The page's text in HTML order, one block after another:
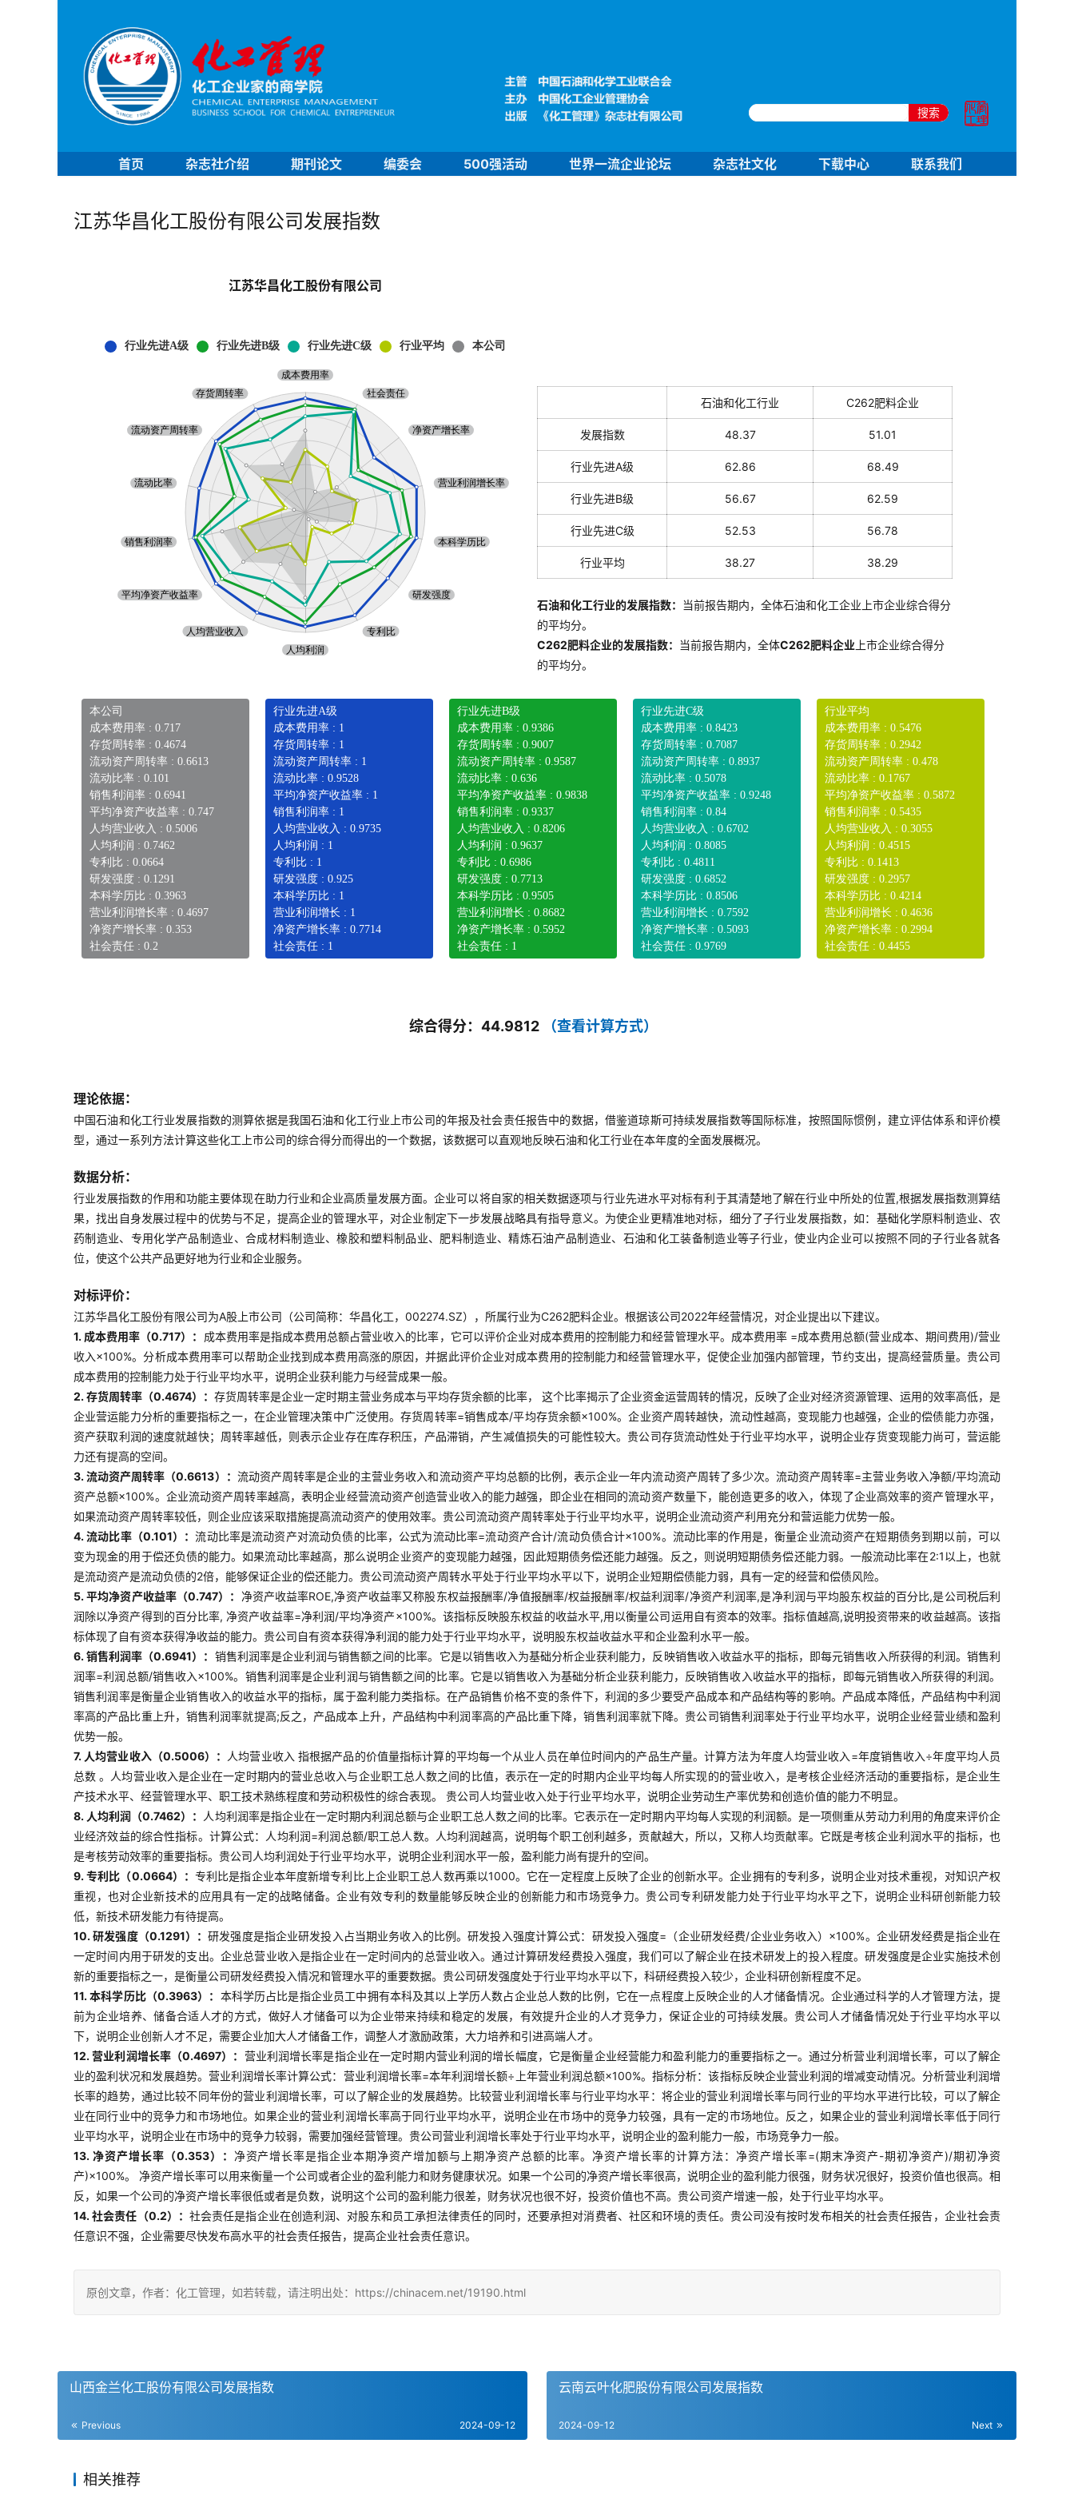
搜索
首页 杂志社介绍 期刊论文 编委会 500强活动 世界一流企业论坛 杂志社文化 下载中心 联系我们
江苏华昌化工股份有限公司发展指数
江苏华昌化工股份有限公司
石油和化工行业 C262肥料企业
发展指数 48.37 51.01
行业先进A级 62.86 68.49
行业先进B级 56.67 62.59
行业先进C级 52.53 56.78
行业平均 38.27 38.29
石油和化工行业的发展指数： 当前报告期内，全体石油和化工企业上市企业综合得分
的平均分。
C262肥料企业的发展指数： 当前报告期内，全体C262肥料企业 上市企业综合得分
的平均分。
本公司
成本费用率 : 0.717
存货周转率 : 0.4674
流动资产周转率 : 0.6613
流动比率 : 0.101
销售利润率 : 0.6941
平均净资产收益率 : 0.747
人均营业收入 : 0.5006
人均利润 : 0.7462
专利比 : 0.0664
研发强度 : 0.1291
本科学历比 : 0.3963
营业利润增长率 : 0.4697
净资产增长率 : 0.353
社会责任 : 0.2
行业先进A级
成本费用率 : 1
存货周转率 : 1
流动资产周转率 : 1
流动比率 : 0.9528
平均净资产收益率 : 1
销售利润率 : 1
人均营业收入 : 0.9735
人均利润 : 1
专利比 : 1
研发强度 : 0.925
本科学历比 : 1
营业利润增长 : 1
净资产增长率 : 0.7714
社会责任 : 1
行业先进B级
成本费用率 : 0.9386
存货周转率 : 0.9007
流动资产周转率 : 0.9587
流动比率 : 0.636
平均净资产收益率 : 0.9838
销售利润率 : 0.9337
人均营业收入 : 0.8206
人均利润 : 0.9637
专利比 : 0.6986
研发强度 : 0.7713
本科学历比 : 0.9505
营业利润增长 : 0.8682
净资产增长率 : 0.5952
社会责任 : 1
行业先进C级
成本费用率 : 0.8423
存货周转率 : 0.7087
流动资产周转率 : 0.8937
流动比率 : 0.5078
平均净资产收益率 : 0.9248
销售利润率 : 0.84
人均营业收入 : 0.6702
人均利润 : 0.8085
专利比 : 0.4811
研发强度 : 0.6852
本科学历比 : 0.8506
营业利润增长 : 0.7592
净资产增长率 : 0.5093
社会责任 : 0.9769
行业平均
成本费用率 : 0.5476
存货周转率 : 0.2942
流动资产周转率 : 0.478
流动比率 : 0.1767
平均净资产收益率 : 0.5872
销售利润率 : 0.5435
人均营业收入 : 0.3055
人均利润 : 0.4515
专利比 : 0.1413
研发强度 : 0.2957
本科学历比 : 0.4214
营业利润增长 : 0.4636
净资产增长率 : 0.2994
社会责任 : 0.4455
综合得分：44.9812 （查看计算方式）
理论依据：
中国石油和化工行业发展指数的测算依据是我国石油和化工行业上市公司的年报及社会责任报告中的数据，借鉴道琼斯可持续发展指数等国际标准，按照国际惯例，建立评估体系和评价模
型，通过一系列方法计算这些化工上市公司的综合得分而得出的一个数据，该数据可以直观地反映石油和化工行业在本年度的全面发展概况。
数据分析：
行业发展指数的作用和功能主要体现在助力行业和企业高质量发展方面。企业可以将自家的相关数据逐项与行业先进水平对标有利于其清楚地了解在行业中所处的位置,根据发展指数测算结
果，找出自身发展过程中的优势与不足，提高企业的管理水平，对企业制定下一步发展战略具有指导意义。为使企业更精准地对标，细分了子行业发展指数，如：基础化学原料制造业、农
药制造业、专用化学产品制造业、合成材料制造业、橡胶和塑料制品业、肥料制造业、精炼石油产品制造业、石油和化工装备制造业等子行业，使业内企业可以按照不同的子行业各就各
位，使这个公共产品更好地为行业和企业服务。
对标评价：
江苏华昌化工股份有限公司为A股上市公司（公司简称：华昌化工，002274.SZ），所属行业为C262肥料企业。根据该公司2022年经营情况，对企业提出以下建议。
1. 成本费用率（0.717）： 成本费用率是指成本费用总额占营业收入的比率，它可以评价企业对成本费用的控制能力和经营管理水平。成本费用率 =成本费用总额(营业成本、期间费用)/营业
收入×100%。分析成本费用率可以帮助企业找到成本费用高涨的原因，并据此评价企业对成本费用的控制能力和经营管理水平，促使企业加强内部管理，节约支出，提高经营质量。贵公司
成本费用的控制能力处于行业平均水平，说明企业获利能力与经营成果一般。
2. 存货周转率（0.4674）： 存货周转率是企业一定时期主营业务成本与平均存货余额的比率， 这个比率揭示了企业资金运营周转的情况，反映了企业对经济资源管理、运用的效率高低，是
企业营运能力分析的重要指标之一，在企业管理决策中广泛使用。存货周转率=销售成本/平均存货余额×100%。企业资产周转越快，流动性越高，变现能力也越强，企业的偿债能力亦强，
资产获取利润的速度就越快；周转率越低，则表示企业存在库存积压，产品滞销，产生减值损失的可能性较大。贵公司存货流动性处于行业平均水平，说明企业存货变现能力尚可，营运能
力还有提高的空间。
3. 流动资产周转率（0.6613）： 流动资产周转率是企业的主营业务收入和流动资产平均总额的比例，表示企业一年内流动资产周转了多少次。流动资产周转率=主营业务收入净额/平均流动
资产总额×100%。企业流动资产周转率越高，表明企业经营流动资产创造营业收入的能力越强，即企业在相同的流动资产数量下，能创造更多的收入，体现了企业高效率的资产管理水平，
如果流动资产周转率较低，则企业应该采取措施提高流动资产的使用效率。贵公司流动资产周转率处于行业平均水平，说明企业流动资产利用充分和营运能力优势一般。
4. 流动比率（0.101）：流动比率是流动资产对流动负债的比率，公式为流动比率=流动资产合计/流动负债合计×100%。流动比率的作用是，衡量企业流动资产在短期债务到期以前，可以
变为现金的用于偿还负债的能力。如果流动比率越高，那么说明企业资产的变现能力越强，因此短期债务偿还能力越强。反之，则说明短期债务偿还能力弱。一般流动比率在2:1以上，也就
是流动资产是流动负债的2倍，能够保证企业的偿还能力。贵公司流动资产周转水平处于行业平均水平以下，说明企业短期偿债能力弱，具有一定的经营和偿债风险。
5. 平均净资产收益率（0.747）： 净资产收益率ROE,净资产收益率又称股东权益报酬率/净值报酬率/权益报酬率/权益利润率/净资产利润率,是净利润与平均股东权益的百分比,是公司税后利
润除以净资产得到的百分比率, 净资产收益率=净利润/平均净资产×100%。该指标反映股东权益的收益水平,用以衡量公司运用自有资本的效率。指标值越高,说明投资带来的收益越高。该指
标体现了自有资本获得净收益的能力。贵公司自有资本获得净利润的能力处于行业平均水平，说明股东权益收益水平和企业盈利水平一般。
6. 销售利润率（0.6941）： 销售利润率是企业利润与销售额之间的比率。它是以销售收入为基础分析企业获利能力，反映销售收入收益水平的指标，即每元销售收入所获得的利润。销售利
润率=利润总额/销售收入×100%。销售利润率是企业利润与销售额之间的比率。它是以销售收入为基础分析企业获利能力，反映销售收入收益水平的指标，即每元销售收入所获得的利润。
销售利润率是衡量企业销售收入的收益水平的指标，属于盈利能力类指标。在产品销售价格不变的条件下，利润的多少要受产品成本和产品结构等的影响。产品成本降低，产品结构中利润
率高的产品比重上升，销售利润率就提高;反之，产品成本上升，产品结构中利润率高的产品比重下降，销售利润率就下降。贵公司销售利润率处于行业平均水平，说明企业经营业绩和盈利
优势一般。
7. 人均营业收入（0.5006）：
人均营业收入 指根据产品的价值量指标计算的平均每一个从业人员在单位时间内的产品生产量。计算方法为年度人均营业收入=年度销售收入÷年度平均人员
总数 。人均营业收入是企业在一定时期内的营业总收入与企业职工总人数之间的比值，表示在一定的时期内企业平均每人所实现的的营业收入，是考核企业经济活动的重要指标，是企业生
产技术水平、经营管理水平、职工技术熟练程度和劳动积极性的综合表现。 贵公司人均营业收入处于行业平均水平，说明企业劳动生产率优势和创造价值的能力不明显。
8. 人均利润（0.7462）： 人均利润率是指企业在一定时期内利润总额与企业职工总人数之间的比率。它表示在一定时期内平均每人实现的利润额。是一项侧重从劳动力利用的角度来评价企
业经济效益的综合性指标。计算公式：人均利润=利润总额/职工总人数。人均利润越高，说明每个职工创利越多，贡献越大，所以，又称人均贡献率。它既是考核企业利润水平的指标，也
是考核劳动效率的重要指标。贵公司人均利润处于行业平均水平，说明企业利润水平一般，盈利能力尚有提升的空间。
9. 专利比（0.0664）： 专利比是指企业本年度新增专利比上企业职工总人数再乘以1000。它在一定程度上反映了企业的创新水平。企业拥有的专利多，说明企业对技术重视，对知识产权
重视，也对企业新技术的应用具有一定的战略储备。企业有效专利的数量能够反映企业的创新能力和市场竞争力。贵公司专利研发能力处于行业平均水平之下，说明企业科研创新能力较
低，新技术研发能力有待提高。
10. 研发强度（0.1291）：研发强度是指企业研发投入占当期业务收入的比例。研发投入强度计算公式：研发投入强度=（企业研发经费/企业业务收入）×100%。企业研发经费是指企业在
一定时间内用于研发的支出。企业总营业收入是指企业在一定时间内的总营业收入。通过计算研发经费投入强度，我们可以了解企业在技术研发上的投入程度。研发强度是企业实施技术创
新的重要指标之一，是衡量公司研发经费投入情况和管理水平的重要数据。贵公司研发强度处于行业平均水平以下，科研经费投入较少，企业科研创新程度不足。
11. 本科学历比（0.3963）： 本科学历占比是指企业员工中拥有本科及其以上学历人数占企业总人数的比例，它在一点程度上反映企业的人才储备情况。企业通过科学的人才管理方法，提
前为企业培养、储备合适人才的方式，做好人才储备可以为企业带来持续和稳定的发展，有效提升企业的人才竞争力，保证企业的可持续发展。贵公司人才储备情况处于行业平均水平以
下，说明企业创新人才不足，需要企业加大人才储备工作，调整人才激励政策，大力培养和引进高端人才。
12. 营业利润增长率（0.4697）： 营业利润增长率是指企业在一定时期内营业利润的增长幅度，它是衡量企业经营能力和盈利能力的重要指标之一。通过分析营业利润增长率，可以了解企
业的盈利状况和发展趋势。营业利润增长率计算公式：营业利润增长率=本年利润增长额÷上年营业利润总额×100%。指标分析：该指标反映企业营业利润的增减变动情况。分析营业利润增
长率的趋势，通过比较不同年份的营业利润增长率，可以了解企业的发展趋势。比较营业利润增长率与行业平均水平：将企业的营业利润增长率与同行业的平均水平进行比较，可以了解企
业在同行业中的竞争力和市场地位。如果企业的营业利润增长率高于同行业平均水平，说明企业在市场中的竞争力较强，具有一定的市场地位。反之，如果企业的营业利润增长率低于同行
业平均水平，说明企业在市场中的竞争力较弱，需要加强经营管理。贵公司营业利润增长率处于行业平均水平，说明企业的盈利能力一般，市场竞争力一般。
13. 净资产增长率（0.353）： 净资产增长率是指企业本期净资产增加额与上期净资产总额的比率。净资产增长率的计算方法：净资产增长率=(期末净资产-期初净资产)/期初净资
产)×100%。 净资产增长率可以用来衡量一个公司或者企业的盈利能力和财务健康状况。如果一个公司的净资产增长率很高，说明企业的盈利能力很强，财务状况很好，投资价值也很高。相
反，如果一个公司的净资产增长率很低或者是负数，说明这个公司的盈利能力很差，财务状况也很不好，投资价值也不高。贵公司资产增速一般，处于行业平均水平。
14. 社会责任（0.2）： 社会责任是指企业在创造利润、对股东和员工承担法律责任的同时，还要承担对消费者、社区和环境的责任。贵公司没有按时发布相关的社会责任报告，企业社会责
任意识不强，企业需要尽快发布高水平的社会责任报告，提高企业社会责任意识。
原创文章，作者：化工管理，如若转载，请注明出处：https://chinacem.net/19190.html
山西金兰化工股份有限公司发展指数
Previous 2024-09-12
云南云叶化肥股份有限公司发展指数
Next
2024-09-12
相关推荐